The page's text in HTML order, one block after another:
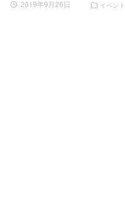
2019年9月26日 イベント